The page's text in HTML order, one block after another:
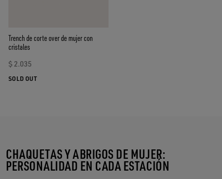
Trench de corte over de mujer con
cristales
$ 2.035
SOLD OUT
CHAQUETAS Y ABRIGOS DE MUJER:
PERSONALIDAD EN CADA ESTACIÓN